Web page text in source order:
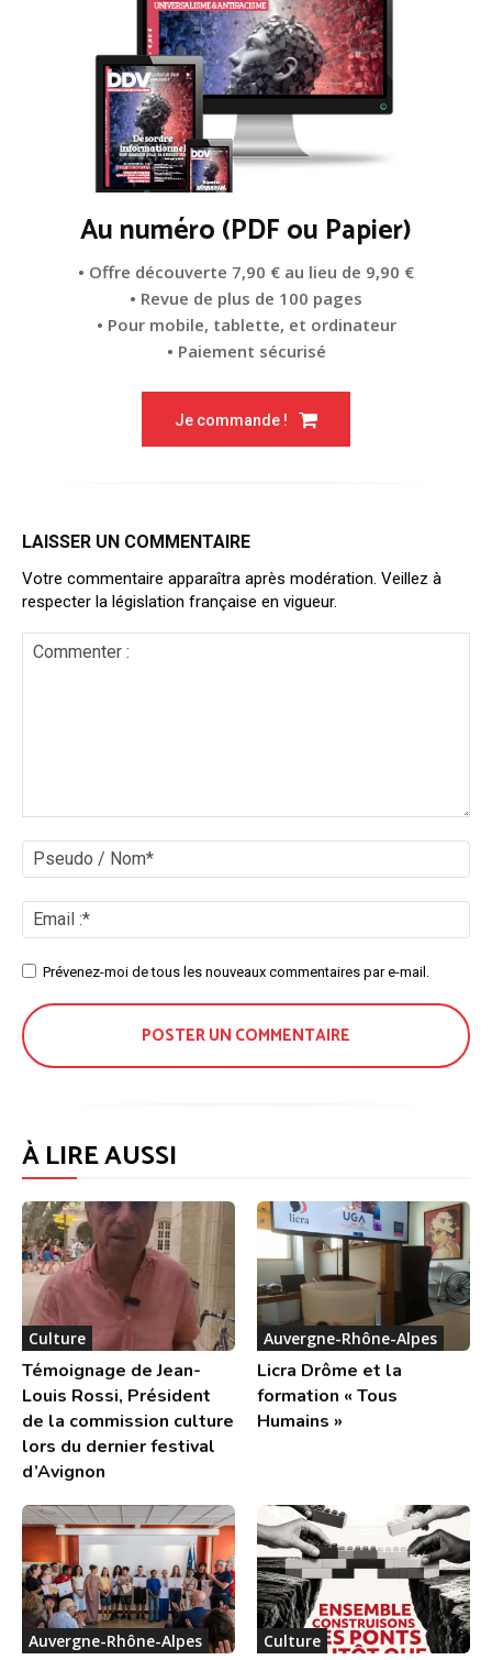
Au numéro (PDF ou Papier)
• Offre découverte 7,90 € au lieu de 9,90 €
• Revue de plus de 100 pages
• Pour mobile, tablette, et ordinateur
• Paiement sécurisé
Je commande !
LAISSER UN COMMENTAIRE
Votre commentaire apparaîtra après modération. Veillez à
respecter la législation française en vigueur.
/
:*
SitePrévenez-moi de tous les nouveaux commentaires par e-mail.
À LIRE AUSSI
Culture
Témoignage de Jean-
Louis Rossi, Président
de la commission culture
lors du dernier festival
d’Avignon
Auvergne-Rhône-Alpes
Licra Drôme et la
formation « Tous
Humains »
Auvergne-Rhône-Alpes Culture